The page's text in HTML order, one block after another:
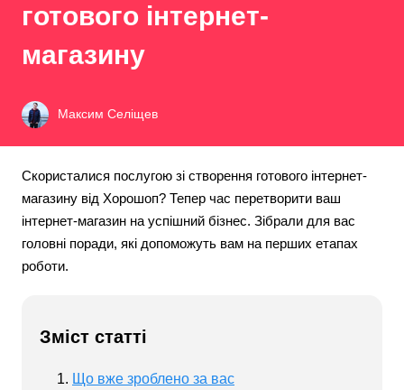
готового інтернет-
магазину
Максим Селіщев
Скористалися послугою зі створення готового інтернет-
магазину від Хорошоп? Тепер час перетворити ваш
інтернет-магазин на успішний бізнес. Зібрали для вас
головні поради, які допоможуть вам на перших етапах
роботи.
Зміст статті
Що вже зроблено за вас